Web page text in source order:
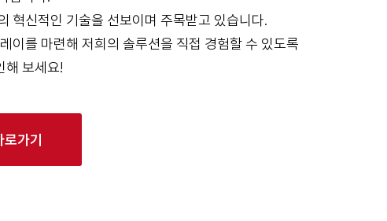
혁신적인 기술을 선보이며 주목받고 있습니다.
이를 마련해 저희의 솔루션을 직접 경험할 수 있도록
해 보세요!
가기